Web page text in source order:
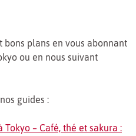
bons plans en vous abonnant
ou en nous suivant
guides :
Tokyo – Café, thé et sakura :